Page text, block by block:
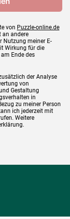
von Puzzle-online.de
an andere
Nutzung meiner E-
Wirkung für die
Ende des
der Analyse
von
Gestaltung
in
zu meiner Person
ich jederzeit mit
Weitere